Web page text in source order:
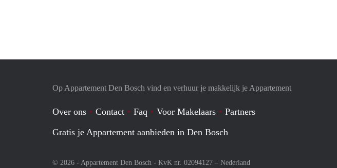
Op Appartement Den Bosch vind en verhuur je makkelijk je Appartement
Over ons Contact Faq Voor Makelaars
Partners
Gratis je Appartement aanbieden in Den Bosch
© 2026 - Appartement Den Bosch - KvK nr. 02094127 – Nederland